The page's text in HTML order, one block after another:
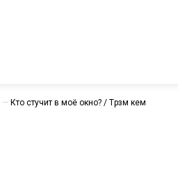
— Кто стучит в моё окно? / Тәрәзәмә кем